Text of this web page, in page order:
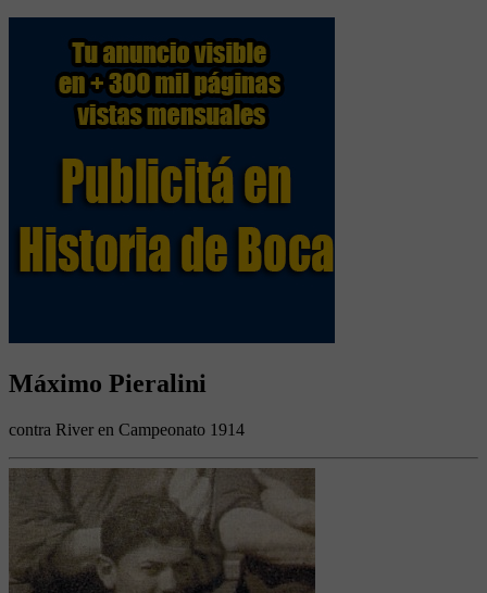
Máximo Pieralini
contra River en Campeonato 1914